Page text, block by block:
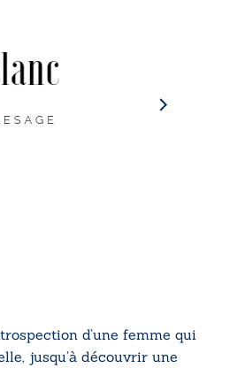
d’une femme qui
jusqu’à découvrir une